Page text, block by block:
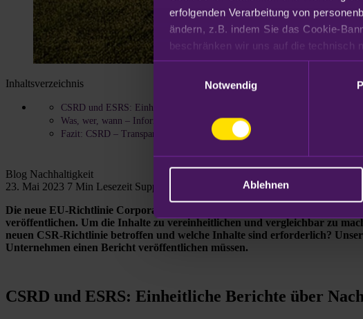
erfolgenden Verarbeitung von
ändern, z.B. indem Sie das Cookie-
Datenschutzhinweisen.
Notwendig
Ablehnen
Inhaltsverzeichnis
CSRD und ESRS: Einheitliche Berichte über Nachhaltigkeit
Was, wer, wann – Informationen zur neuen CSR-Richtlinie
Fazit: CSRD – Transparenz entlang der Lieferkette
Blog Nachhaltigkeit
23. Mai 2023 7 Min Lesezeit SupplyX Redaktion
Die neue EU-Richtlinie Corporate Sustainability Reporting Directive
veröffentlichen. Um die Inhalte zu vereinheitlichen und vergleichbar zu
neuen CSR-Richtlinie betroffen und welche Inhalte sind erforderlich?
Unternehmen einen Bericht veröffentlichen müssen.
CSRD und ESRS: Einheitliche Berichte über